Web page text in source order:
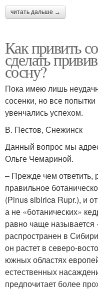
читать дальше →
Как привить
сделать
сосну?
Пока имею лишь
сосенки, но все
увенчались успехом.
В. Пестов, Снежинск
Данный вопрос мы
Ольге Чемариной.
– Прежде чем ответить,
правильное
(Pinus sibirica Rupr.), и
а не «ботанических»
равно чаще называется
распространен в
он растет в северо-
южных областях
естественных
предпочитает более